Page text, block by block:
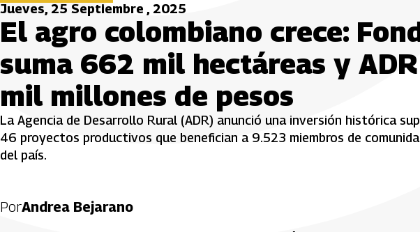
Jueves, 25 Septiembre , 2025
El agro colombiano crece:
suma 662 mil hectáreas y
mil millones de pesos
La Agencia de Desarrollo Rural (ADR) anunció una inversión histórica
46 proyectos productivos que benefician a 9.523 miembros de
del país.
PorAndrea Bejarano